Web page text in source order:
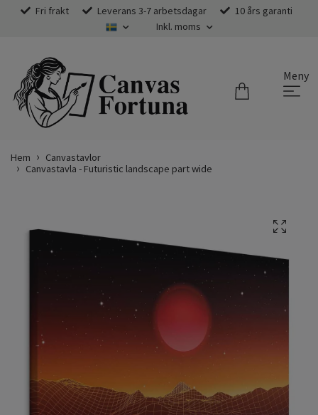
Fri frakt Leverans 3-7 arbetsdagar
10 års garanti
Inkl. moms
Meny
Hem
Canvastavlor
Canvastavla - Futuristic landscape part wide